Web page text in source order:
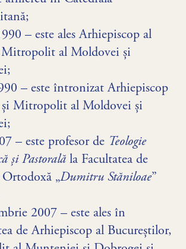
– este ales Arhiepiscop al
Mitropolit al Moldovei și
– este întronizat Arhiepiscop
Mitropolit al Moldovei și
– este profesor de Teologie
și Pastorală la Facultatea de
„Dumitru Stăniloae”
2007 – este ales în
de Arhiepiscop al Bucureștilor,